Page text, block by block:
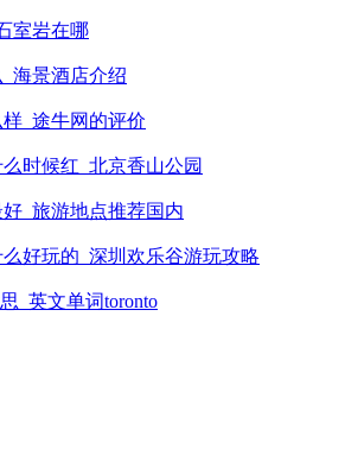
室岩在哪
海景酒店介绍
_途牛网的评价
时候红_北京香山公园
_旅游地点推荐国内
好玩的_深圳欢乐谷游玩攻略
_英文单词toronto